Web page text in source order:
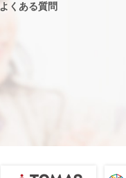
よくある質問